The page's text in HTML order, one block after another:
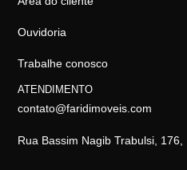
Ouvidoria
Trabalhe conosco
ATENDIMENTO
contato@faridimoveis.com
Rua Bassim Nagib Trabulsi,